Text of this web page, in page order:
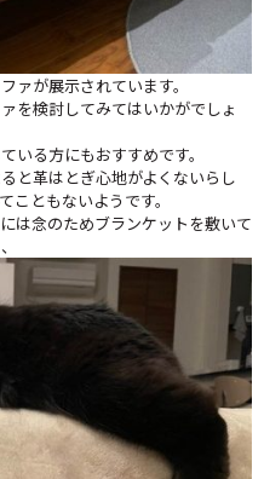
ァが展示されています。
を検討してみてはいかがでしょ
いる方にもおすすめです。
と革はとぎ心地がよくないらし
こともないようです。
は念のためブランケットを敷いて